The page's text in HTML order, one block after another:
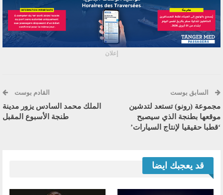
إعلان
السابق بوست
مجموعة (رونو) تستعد لتدشين
موقعها بطنجة الذي سيصبح
‘قطبا حقيقيا لإنتاج السيارات’
القادم بوست
الملك محمد السادس يزور مدينة
طنجة الأسبوع المقبل
قد يعجبك ايضا